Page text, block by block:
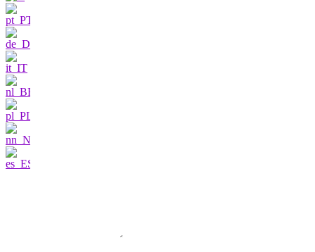
Póngase en contacto con
nosotros
Estoy muy
interesado